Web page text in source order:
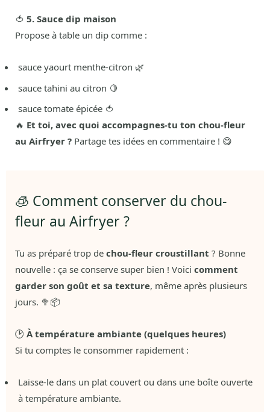
🍅 5. Sauce dip maison
Propose à table un dip comme :
sauce yaourt menthe-citron 🌿
sauce tahini au citron 🍋
sauce tomate épicée 🍅
🔥 Et toi, avec quoi accompagnes-tu ton chou-fleur
au Airfryer ? Partage tes idées en commentaire ! 😋
🧊 Comment conserver du chou-
fleur au Airfryer ?
Tu as préparé trop de chou-fleur croustillant ? Bonne
nouvelle : ça se conserve super bien ! Voici comment
garder son goût et sa texture, même après plusieurs
jours. 🥦📦
🕑 À température ambiante (quelques heures)
Si tu comptes le consommer rapidement :
Laisse-le dans un plat couvert ou dans une boîte ouverte
à température ambiante.